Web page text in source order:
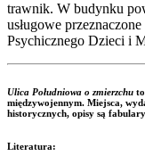
trawnik. W budynku
usługowe
Psychicznego Dzieci i
Ulica Południowa o zmierzchu
międzywojennym. Miejsca,
historycznych, opisy są
Literatura: